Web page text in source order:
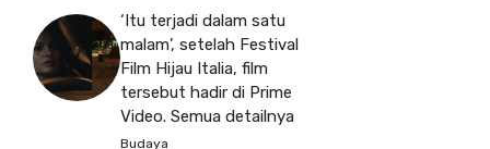
‘Itu terjadi dalam satu
malam’, setelah Festival
Film Hijau Italia, film
tersebut hadir di Prime
Video. Semua detailnya
Budaya